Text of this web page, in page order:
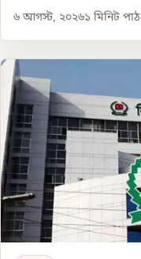
৬ আগস্ট, ২০২৬১ মিনিট পাঠ